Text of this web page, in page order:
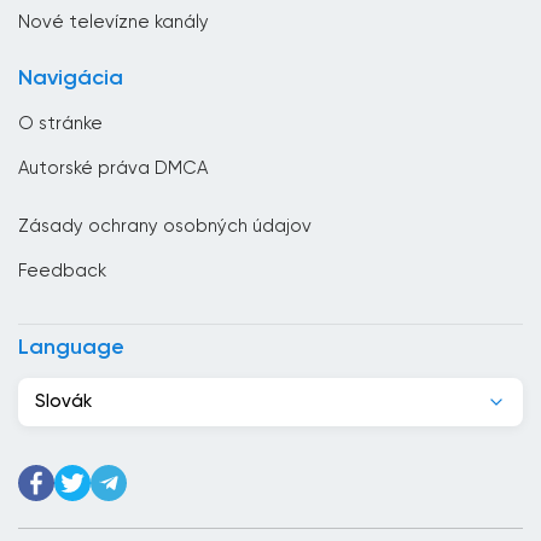
Filipíny
Honduras
Hongkong
Nové televízne kanály
Navigácia
O stránke
Autorské práva DMCA
Zásady ochrany osobných údajov
Feedback
Language
Slovák